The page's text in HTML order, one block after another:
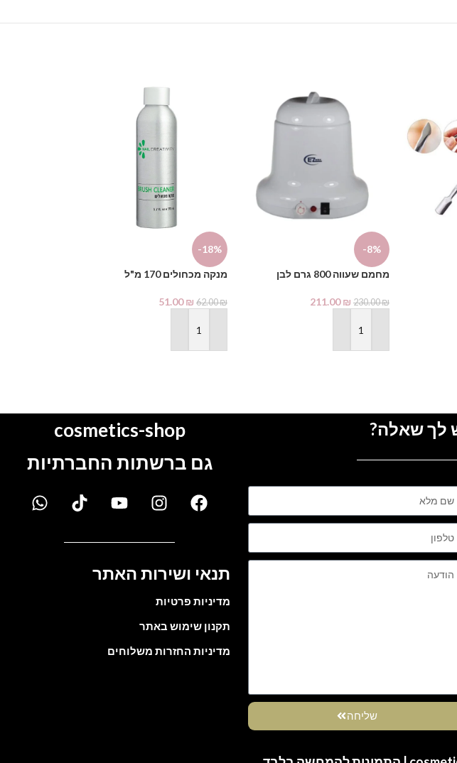
-8%
מחמם שעווה 800 גרם לבן
230.00₪
211.00₪
הוספה לסל
-18%
מנקה מכחולים 170 מ"ל
62.00₪
51.00₪
הוספה לסל
לך שאלה?
שליחה
cosmetics-shop
גם ברשתות החברתיות
תנאי ושירות האתר
מדיניות פרטיות
תקנון שימוש באתר
מדיניות החזרות משלוחים